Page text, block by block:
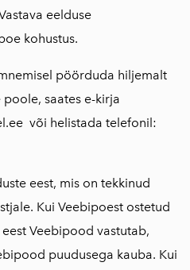
eelduse
kohustus.
pöörduda hiljemalt
saates e-kirja
või helistada telefonil:
eest, mis on tekkinud
Kui Veebipoest ostetud
Veebipood vastutab,
puudusega kauba. Kui